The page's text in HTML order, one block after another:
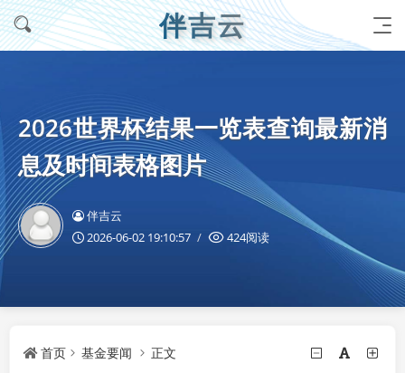
伴吉云
2026世界杯结果一览表查询最新消
息及时间表格图片
伴吉云
2026-06-02 19:10:57
424阅读
首页 基金要闻 正文